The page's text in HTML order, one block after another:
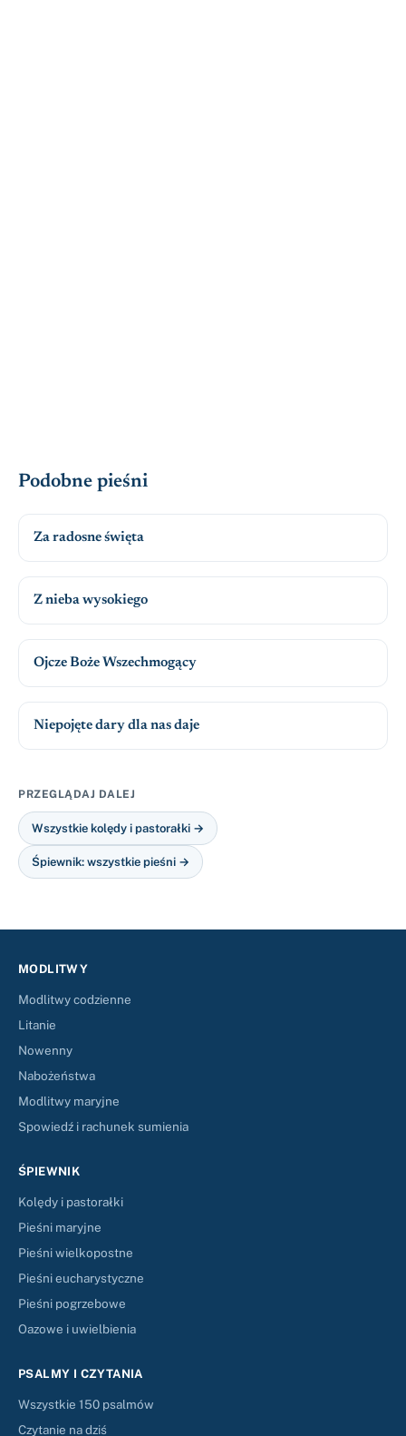
Podobne pieśni
Za radosne święta
Z nieba wysokiego
Ojcze Boże Wszechmogący
Niepojęte dary dla nas daje
PRZEGLĄDAJ DALEJ
Wszystkie kolędy i pastorałki →
Śpiewnik: wszystkie pieśni →
MODLITWY
Modlitwy codzienne
Litanie
Nowenny
Nabożeństwa
Modlitwy maryjne
Spowiedź i rachunek sumienia
ŚPIEWNIK
Kolędy i pastorałki
Pieśni maryjne
Pieśni wielkopostne
Pieśni eucharystyczne
Pieśni pogrzebowe
Oazowe i uwielbienia
PSALMY I CZYTANIA
Wszystkie 150 psalmów
Czytanie na dziś